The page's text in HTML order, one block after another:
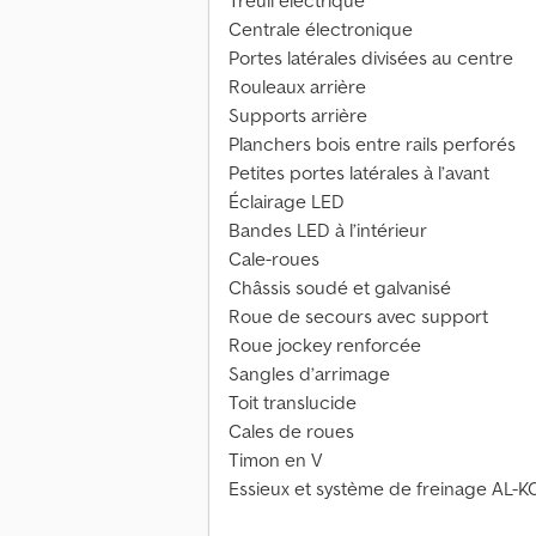
Centrale électronique
Portes latérales divisées au centre
Rouleaux arrière
Supports arrière
Planchers bois entre rails perforés
Petites portes latérales à l’avant
Éclairage LED
Bandes LED à l’intérieur
Cale-roues
Châssis soudé et galvanisé
Roue de secours avec support
Roue jockey renforcée
Sangles d’arrimage
Toit translucide
Cales de roues
Timon en V
Essieux et système de freinage AL-